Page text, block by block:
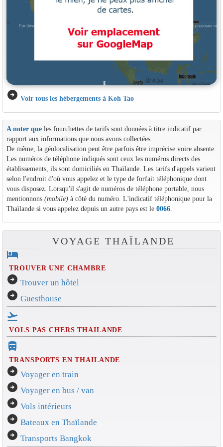
arrow_circle_right Voir tous les hébergements à Koh Tao
A noter queles fourchettes de tarifs sont données à titre indicatif par
rapport aux informations que nous avons collectées.
De même, la géolocalisation peut être parfois être imprécise voire absente.
Les numéros de téléphone indiqués sont ceux les numéros directs des
établissements, ils sont domiciliés en Thaïlande. Les tarifs d'appels varient
selon l'endroit d'où vous appelez et le type de forfait téléphonique dont
vous disposez. Lorsqu'il s'agit de numéros de téléphone portable, nous
mentionnons (mobile)à côté du numéro. L'indicatif téléphonique pour la
Thaïlande si vous appelez depuis un autre pays est le 0066.
VOYAGE THAÏLANDE
hotel
TROUVER UNE CHAMBRE
arrow_circle_right Trouver un hôtel
arrow_circle_right Guesthouse
flight_takeoff
VOLS PAS CHERS THAILANDE
directions_bus_filled
TRANSPORTS EN THAILANDE
arrow_circle_right Voyager en train
arrow_circle_right Voyager en bus / van
arrow_circle_right Vols intérieurs
arrow_circle_right Bateaux en Thaïlande
arrow_circle_right Transports Bangkok